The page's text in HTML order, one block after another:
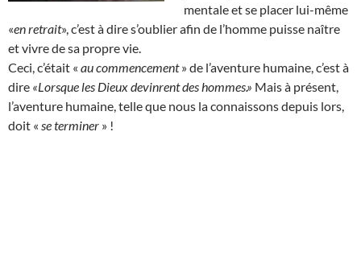
mentale et se placer lui-même
«en retrait», c’est à dire s’oublier afin de l’homme puisse naître
et vivre de sa propre vie.
Ceci, c’était « au commencement» de l’aventure humaine, c’est à
dire «Lorsque les Dieux devinrent des hommes.» Mais à présent,
l’aventure humaine, telle que nous la connaissons depuis lors,
doit « se terminer » !